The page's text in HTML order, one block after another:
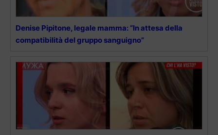
Denise Pipitone, legale mamma: “In attesa della
compatibilità del gruppo sanguigno”